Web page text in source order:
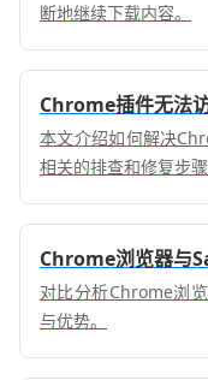
断地继续下载内容。
Chrome插件无法
本文介绍如何解决
相关的排查和修复步骤
Chrome浏览器与
对比分析Chrome浏
与优势。